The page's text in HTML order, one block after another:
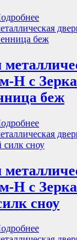
Н с
беж
Н с
сноу